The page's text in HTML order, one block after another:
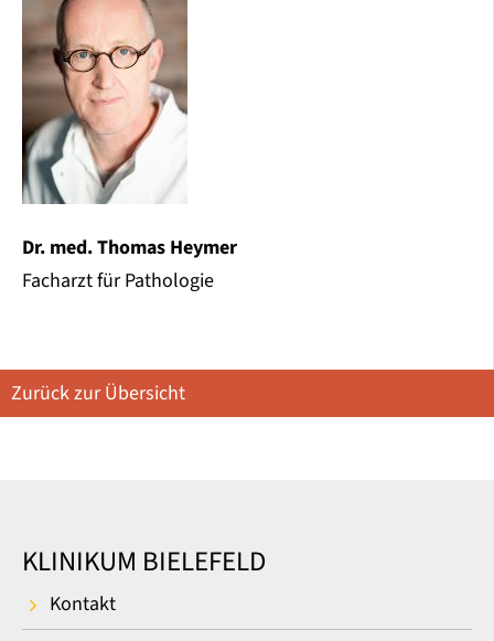
Dr. med. Thomas Heymer
Facharzt für Pathologie
Zurück zur Übersicht
KLINIKUM BIELEFELD
Kontakt